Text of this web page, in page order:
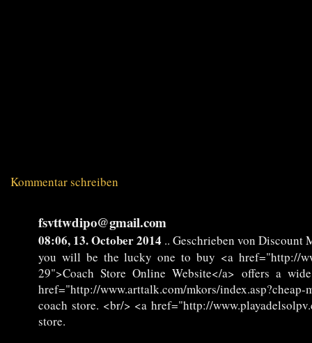
Kommentar schreiben
fsvttwdipo@gmail.com
08:06, 13. October 2014 .. Geschrieben von Discount
you will be the lucky one to buy <a href="http://
29">Coach Store Online Website</a> offers a
href="http://www.arttalk.com/mkors/
coach store. <br/> <a href="http://
store.